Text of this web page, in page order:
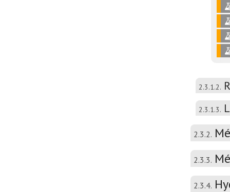
2.3.1.2.
2.3.1.3.
2.3.2.
2.3.3.
2.3.4.